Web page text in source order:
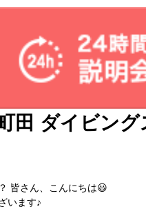
田 ダイビング
皆さん、こんにちは😃
います♪